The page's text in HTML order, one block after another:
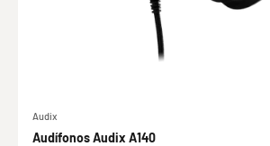
Audix
Audífonos Audix A140